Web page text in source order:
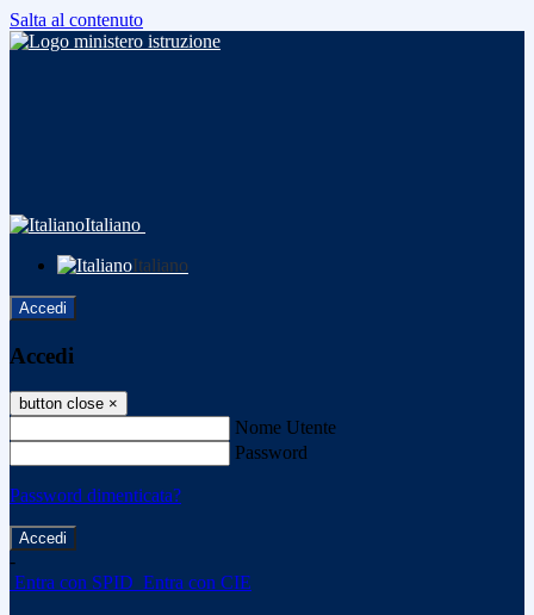
Salta al contenuto
Italiano
Italiano
Accedi
Accedi
button close ×
Nome Utente
Password
Password dimenticata?
-
Entra con SPID Entra con CIE